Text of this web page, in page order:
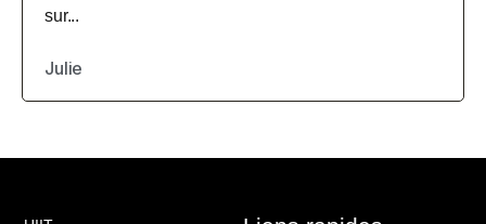
sur...
Julie